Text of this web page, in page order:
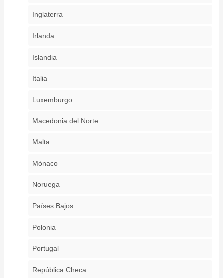
Inglaterra
Irlanda
Islandia
Italia
Luxemburgo
Macedonia del Norte
Malta
Mónaco
Noruega
Países Bajos
Polonia
Portugal
República Checa